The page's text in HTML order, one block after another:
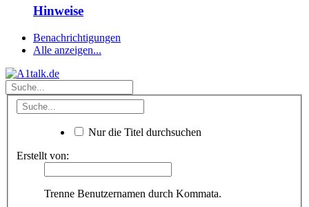
Hinweise
Benachrichtigungen
Alle anzeigen...
Nur die Titel durchsuchen
Erstellt von:
Trenne Benutzernamen durch Kommata.